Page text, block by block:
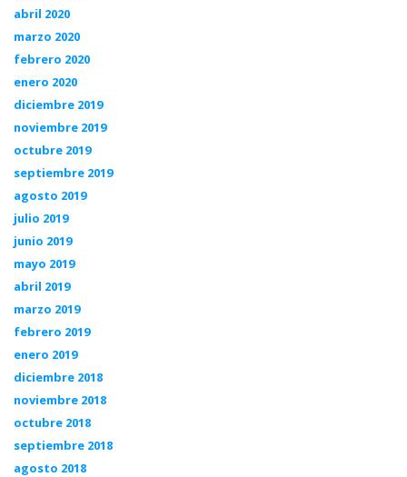
abril 2020
marzo 2020
febrero 2020
enero 2020
diciembre 2019
noviembre 2019
octubre 2019
septiembre 2019
agosto 2019
julio 2019
junio 2019
mayo 2019
abril 2019
marzo 2019
febrero 2019
enero 2019
diciembre 2018
noviembre 2018
octubre 2018
septiembre 2018
agosto 2018